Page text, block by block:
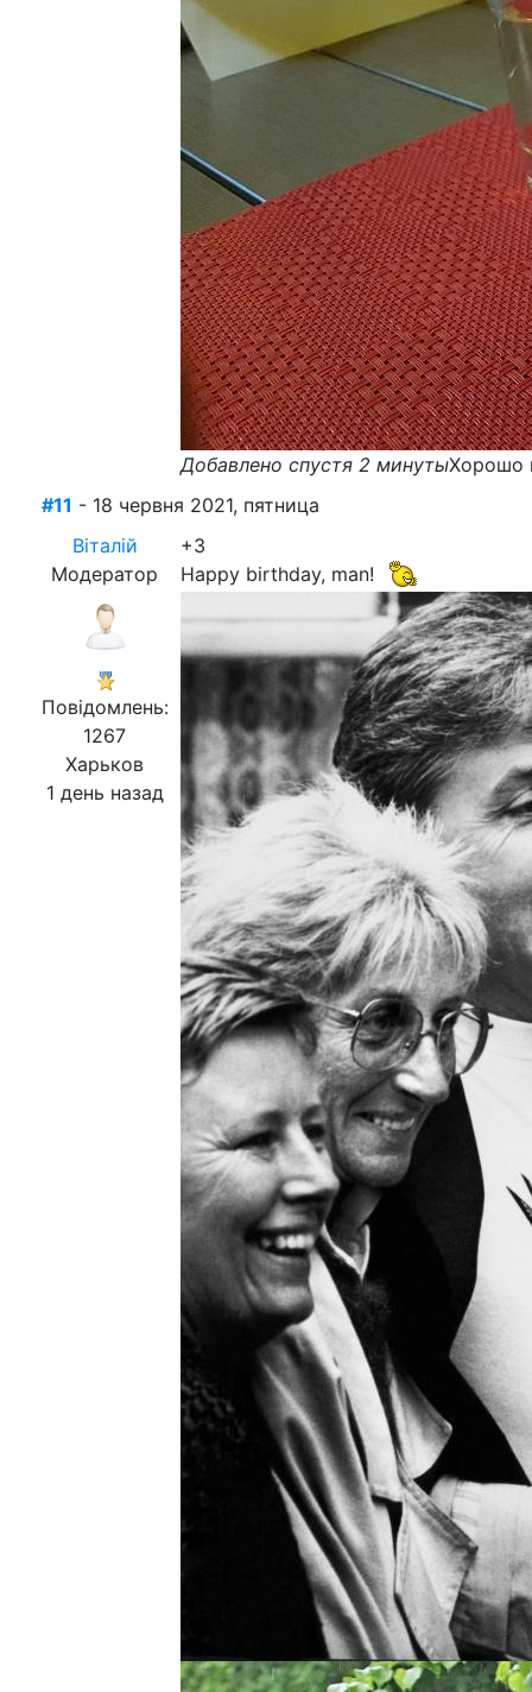
Добавлено спустя 2 минутыХорошо
#11 - 18 червня 2021, пятница
Віталій
Модератор
Повідомлень:
1267
Харьков
1 день назад
+3
Happy birthday, man!